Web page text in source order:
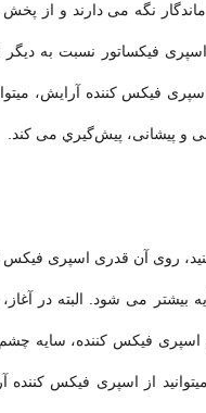
نگه می دارند و از
فیکساتور نسبت به ديگر
فیکس کننده آرایش،
و پیشانی، پيش‌گيري می کند.
روی آن قدری اسپری فیکس
بیشتر می شود. البته در
فیکس کننده، سایه
از اسپری فیکس کننده